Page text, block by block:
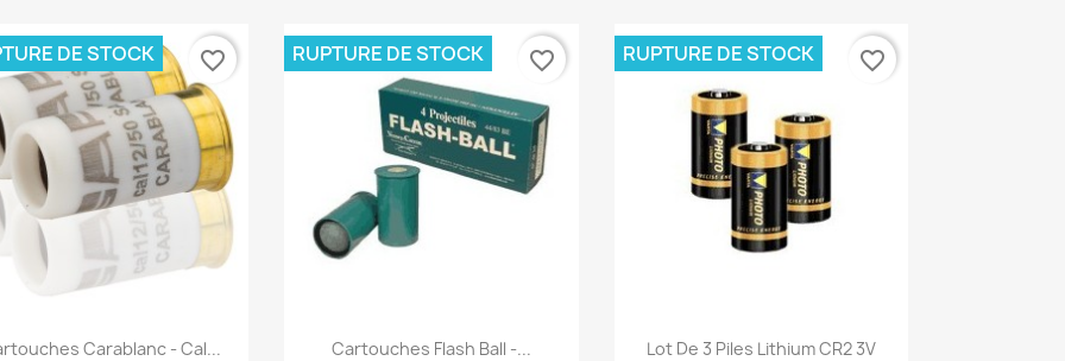
Aperçu rapide
Carablanc - Cal...
DE STOCK favorite_border
Aperçu rapide
Cartouches Flash Ball -...
RUPTURE DE STOCK favorite_border
Aperçu rapide
Lot De 3 Piles Lithium CR2 3V
RUPTURE DE STOCK favorite_border